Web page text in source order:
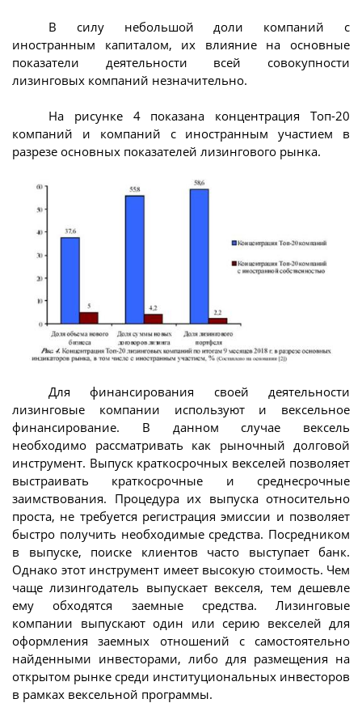
В силу небольшой доли компаний с
иностранным капиталом, их влияние на основные
показатели деятельности всей совокупности
лизинговых компаний незначительно.
На рисунке 4 показана концентрация Топ-20
компаний и компаний с иностранным участием в
разрезе основных показателей лизингового рынка.
Для финансирования своей деятельности
лизинговые компании используют и вексельное
финансирование. В данном случае вексель
необходимо рассматривать как рыночный долговой
инструмент. Выпуск краткосрочных векселей позволяет
выстраивать краткосрочные и среднесрочные
заимствования. Процедура их выпуска относительно
проста, не требуется регистрация эмиссии и позволяет
быстро получить необходимые средства. Посредником
в выпуске, поиске клиентов часто выступает банк.
Однако этот инструмент имеет высокую стоимость. Чем
чаще лизингодатель выпускает векселя, тем дешевле
ему обходятся заемные средства. Лизинговые
компании выпускают один или серию векселей для
оформления заемных отношений с самостоятельно
найденными инвесторами, либо для размещения на
открытом рынке среди институциональных инвесторов
в рамках вексельной программы.